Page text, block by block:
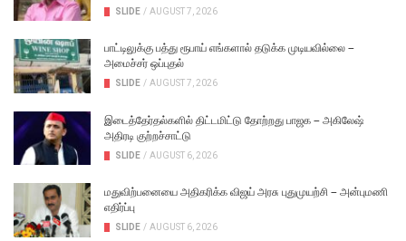
SLIDE / AUGUST 7, 2026
பாட்டிலுக்கு பத்து ரூபாய் எங்களால் தடுக்க முடியவில்லை –
அமைச்சர் ஒப்புதல்
SLIDE / AUGUST 7, 2026
இடைத்தேர்தல்களில் திட்டமிட்டு தோற்றது பாஜக – அகிலேஷ்
அதிரடி குற்றச்சாட்டு
SLIDE / AUGUST 6, 2026
மதுவிற்பனையை அதிகரிக்க விஜய் அரசு புதுமுயற்சி – அன்புமணி
எதிர்ப்பு
SLIDE / AUGUST 6, 2026